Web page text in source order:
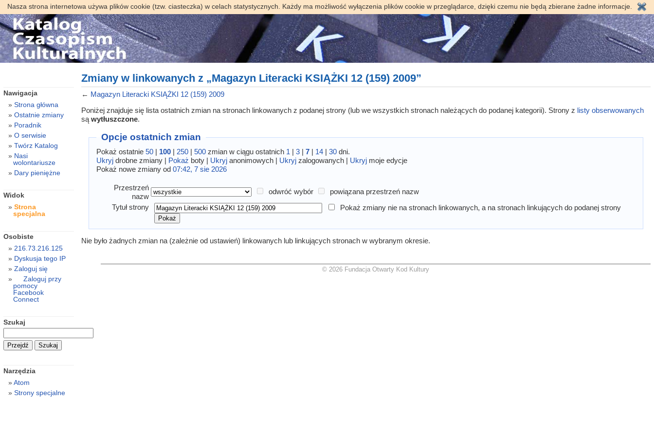
Nasza strona internetowa używa plików cookie (tzw. ciasteczka) w celach statystycznych. Każdy ma możliwość wyłączenia plików cookie w przeglądarce, dzięki czemu nie będą zbierane żadne informacje.
Zmiany w linkowanych z „Magazyn Literacki KSIĄŻKI 12 (159) 2009”
← Magazyn Literacki KSIĄŻKI 12 (159) 2009
Poniżej znajduje się lista ostatnich zmian na stronach linkowanych z podanej strony (lub we wszystkich stronach należących do podanej kategorii). Strony z listy obserwowanych
są wytłuszczone.
Opcje ostatnich zmian
Pokaż ostatnie50 | 100 | 250 |500 zmian w ciągu ostatnich 1 |3 |7 | 14 |30 dni.
Ukryj drobne zmiany | Pokaż boty | Ukryj anonimowych | Ukryj zalogowanych | Ukryj moje edycje
Pokaż nowe zmiany od07:42, 7 sie 2026
Przestrzeń
nazw
odwróć wybór
powiązana przestrzeń nazw
Tytuł strony
Pokaż zmiany nie na stronach linkowanych, a na stronach linkujących do podanej strony
Nie było żadnych zmian na (zależnie od ustawień) linkowanych lub linkujących stronach w wybranym okresie.
Nawigacja
Strona główna
Ostatnie zmiany
Poradnik
O serwisie
Twórz Katalog
Nasi
wolontariusze
Dary pieniężne
Widok
Strona
specjalna
Osobiste
216.73.216.125
Dyskusja tego IP
Zaloguj się
Zaloguj przy
pomocy
Facebook
Connect
Szukaj
Narzędzia
Atom
Strony specjalne
© 2026 Fundacja Otwarty Kod Kultury